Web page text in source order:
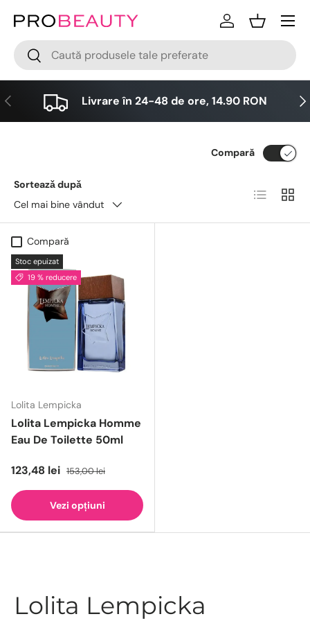
Sari la conținut
Cǎutare
Cǎutare
LogareCos
Meniu
Anterior Livrare în 24-48 de ore, 14.90 RON
Sorteazǎ dupǎ
Cel mai bine vândut
Compară
Lista Grid
Compară
Stoc epuizat
19 % reducere
Lolita Lempicka
Lolita Lempicka Homme
Eau De Toilette 50ml
123,48 lei 153,00 lei
Vezi opțiuni
Lolita Lempicka